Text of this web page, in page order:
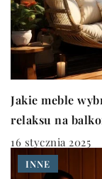
Jakie meble
relaksu na
16 stycznia 2025
INNE